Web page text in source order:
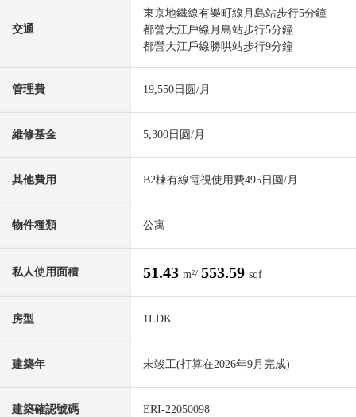
交通
東京地鐵線有樂町線月島站步行5分鐘
都營大江戶線月島站步行5分鐘
都營大江戶線勝哄站步行9分鐘
管理費 19,550日圆/月
維修基金 5,300日圆/月
其他費用 B2棟有線電視使用費495日圆/月
物件種類 公寓
私人使用面積 51.43 m²/ 553.59 sqf
房型 1LDK
建築年 未竣工(打算在2026年9月完成)
建築確認號碼 ERI-22050098